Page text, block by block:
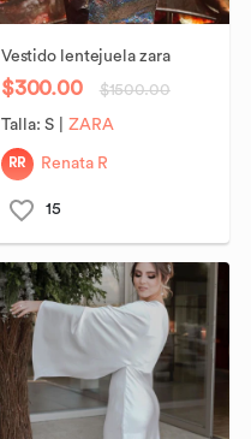
Vestido lentejuela zara
$300.00 $1500.00
Talla:S ZARA
RR Renata R
15